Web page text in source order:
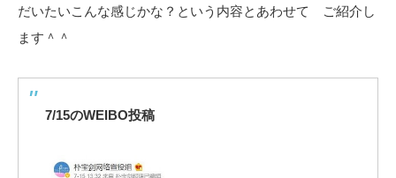
だいたいこんな感じかな？という内容とあわせて ご紹介し
ます＾＾
7/15のWEIBO投稿